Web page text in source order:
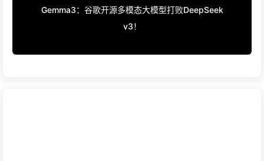
Gemma3：谷歌开源多模态大模型打败DeepSeek
v3！